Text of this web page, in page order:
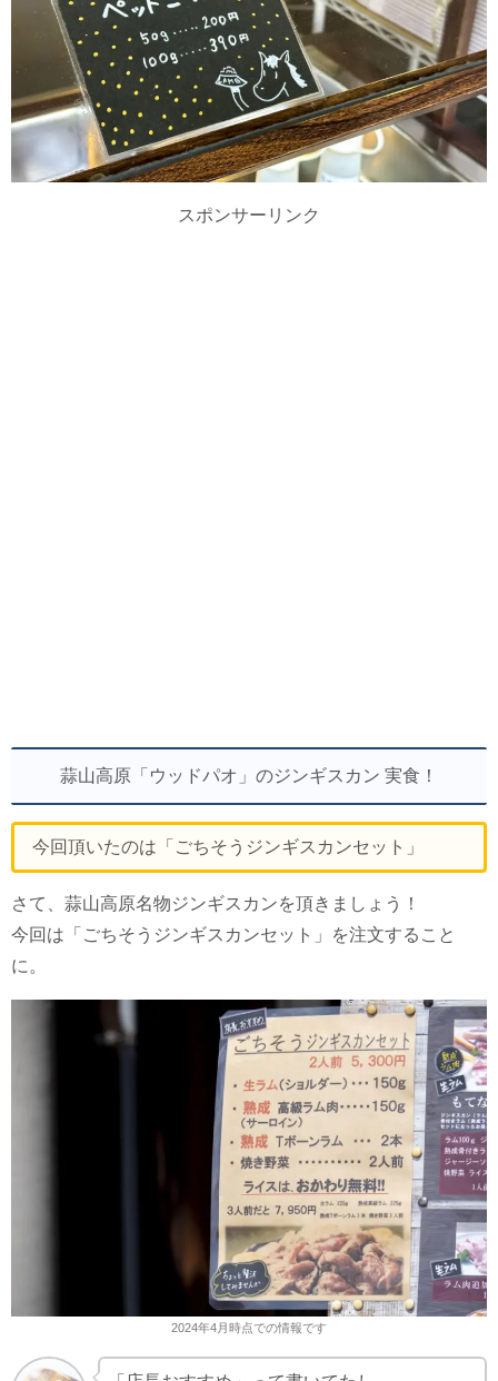
スポンサーリンク
蒜山高原「ウッドパオ」のジンギスカン 実食！
今回頂いたのは「ごちそうジンギスカンセット」
さて、蒜山高原名物ジンギスカンを頂きましょう！
今回は「ごちそうジンギスカンセット」を注文すること
に。
2024年4月時点での情報です